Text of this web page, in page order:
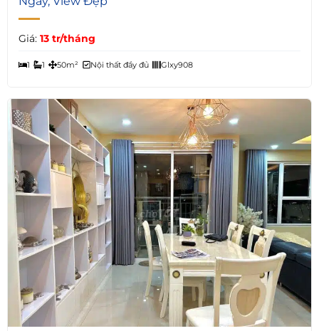
Giá: 13 tr/tháng
1 1 50m² Nội thất đầy đủ Glxy908